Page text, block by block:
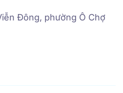
Đông, phường Ô Chợ